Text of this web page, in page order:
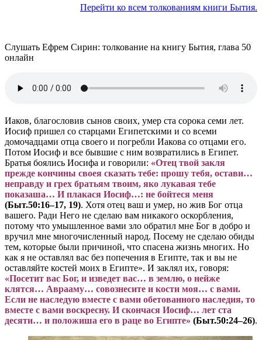
Перейти ко всем толкованиям книги Бытия.
Слушать Ефрем Сирин: толкование на книгу Бытия, глава 50
онлайн
Иаков, благословив сынов своих, умер ста сорока семи лет.
Иосиф пришел со старцами Египетскими и со всеми
домочадцами отца своего и погребли Иакова со отцами его.
Потом Иосиф и все бывшие с ним возвратились в Египет.
Братья боялись Иосифа и говорили: «Отец твой закля
прежде кончины своея сказать тебе: прошу тебя, остави…
неправду и грех братьям твоим, яко лукавая тебе
показаша… И плакася Иосиф…: не бойтеся меня
(Быт.50:16–17, 19). Хотя отец ваш и умер, но жив Бог отца
вашего. Ради Него не сделаю вам никакого оскорбления,
потому что умышленное вами зло обратил мне Бог в добро и
вручил мне многочисленный народ. Посему не сделаю обиды
тем, которые были причиной, что спасена жизнь многих. Но
как я не оставлял вас без попечения в Египте, так и вы не
оставляйте костей моих в Египте». И заклял их, говоря:
«Посетит вас Бог, и изведет вас… в землю, о нейже
клятся… Аврааму… совознесите и кости моя… с вами.
Если не наследую вместе с вами обетованного наследия, то
вместе с вами воскресну. И скончася Иосиф… лет ста
десяти… и положиша его в раце во Египте» (Быт.50:24–26).